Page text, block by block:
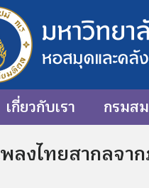
เกี่ยวกับเรา กรมส
ลงไทยสากลจา